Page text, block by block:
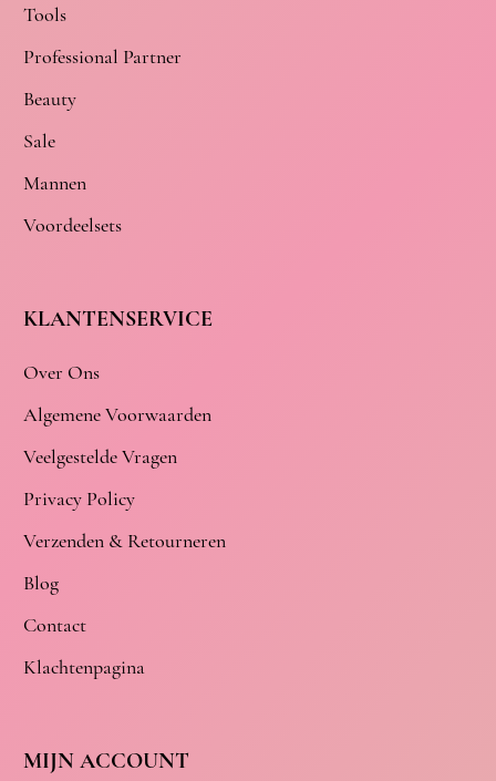
Tools
Professional Partner
Beauty
Sale
Mannen
Voordeelsets
KLANTENSERVICE
Over Ons
Algemene Voorwaarden
Veelgestelde Vragen
Privacy Policy
Verzenden & Retourneren
Blog
Contact
Klachtenpagina
MIJN ACCOUNT